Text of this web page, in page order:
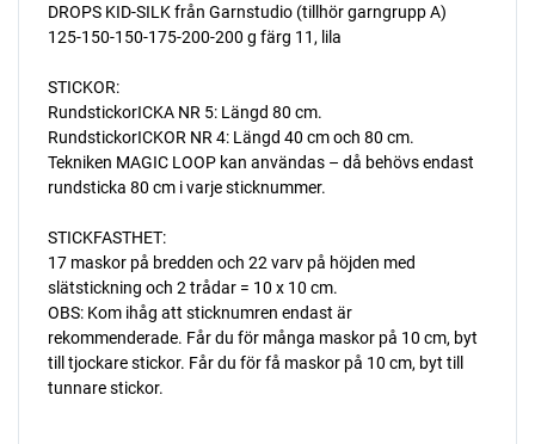
DROPS KID-SILK från Garnstudio (tillhör garngrupp A)
125-150-150-175-200-200 g färg 11, lila
STICKOR:
RundstickorICKA NR 5: Längd 80 cm.
RundstickorICKOR NR 4: Längd 40 cm och 80 cm.
Tekniken MAGIC LOOP kan användas – då behövs endast
rundsticka 80 cm i varje sticknummer.
STICKFASTHET:
17 maskor på bredden och 22 varv på höjden med
slätstickning och 2 trådar = 10 x 10 cm.
OBS: Kom ihåg att sticknumren endast är
rekommenderade. Får du för många maskor på 10 cm, byt
till tjockare stickor. Får du för få maskor på 10 cm, byt till
tunnare stickor.